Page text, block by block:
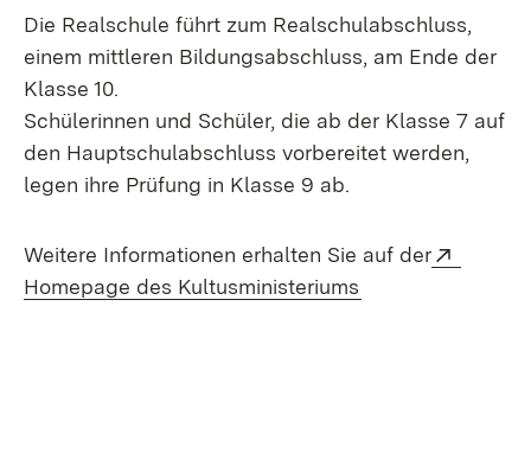
Die Realschule führt zum Realschulabschluss,
einem mittleren Bildungsabschluss, am Ende der
Klasse 10.
Schülerinnen und Schüler, die ab der Klasse 7 auf
den Hauptschulabschluss vorbereitet werden,
legen ihre Prüfung in Klasse 9 ab.
Weitere Informationen erhalten Sie auf der
Homepage des Kultusministeriums